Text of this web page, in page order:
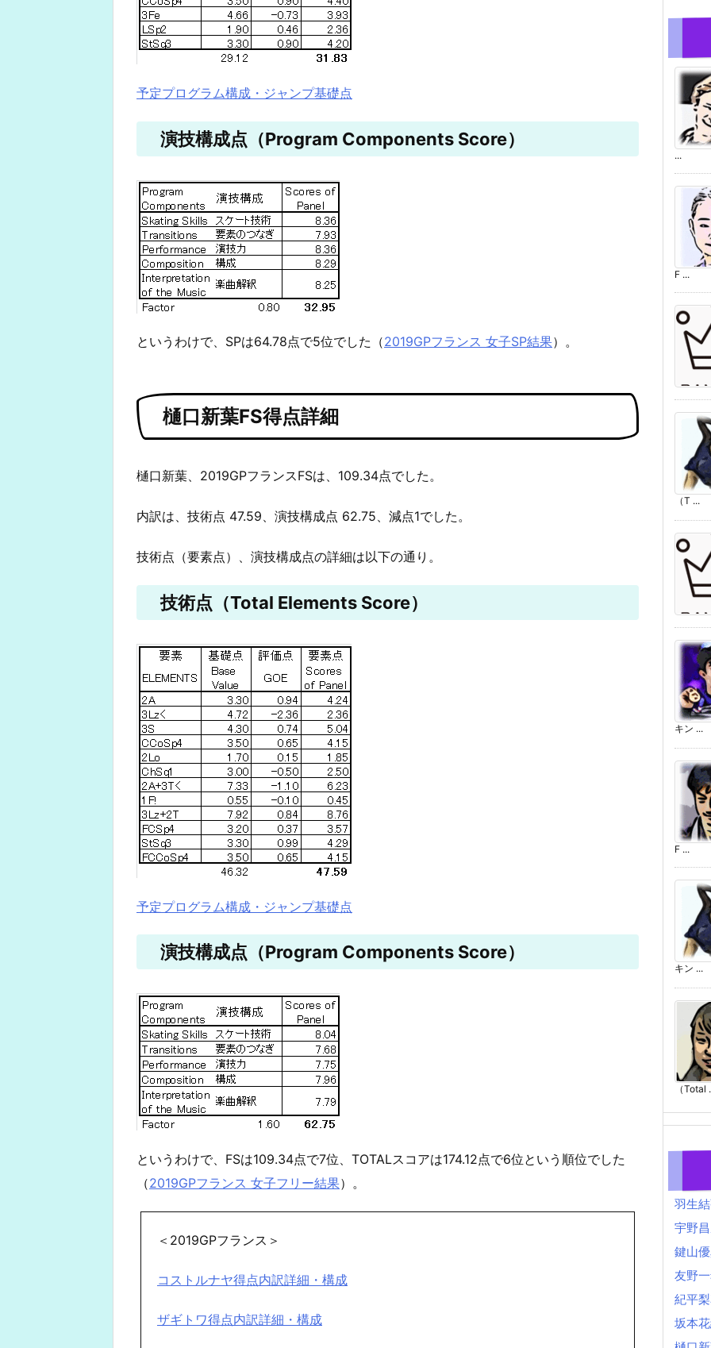
予定プログラム構成・ジャンプ基礎点
演技構成点（Program Components Score）
というわけで、SPは64.78点で5位でした（2019GPフランス 女子SP結果）。
樋口新葉FS得点詳細
樋口新葉、2019GPフランスFSは、109.34点でした。
内訳は、技術点 47.59、演技構成点 62.75、減点1でした。
技術点（要素点）、演技構成点の詳細は以下の通り。
技術点（Total Elements Score）
予定プログラム構成・ジャンプ基礎点
演技構成点（Program Components Score）
というわけで、FSは109.34点で7位、TOTALスコアは174.12点で6位という順位でした
（2019GPフランス 女子フリー結果）。
＜2019GPフランス＞
コストルナヤ得点内訳詳細・構成
ザギトワ得点内訳詳細・構成
...
F ...
（T ...
キン ...
F ...
キン ...
（Total
羽生
宇野
鍵山
友野
紀平
坂本